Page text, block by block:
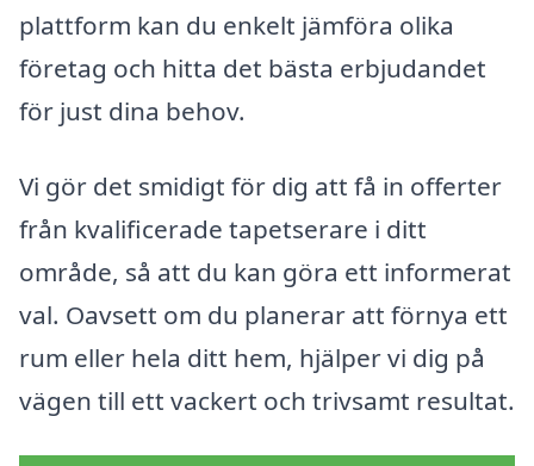
plattform kan du enkelt jämföra olika
företag och hitta det bästa erbjudandet
för just dina behov.
Vi gör det smidigt för dig att få in offerter
från kvalificerade tapetserare i ditt
område, så att du kan göra ett informerat
val. Oavsett om du planerar att förnya ett
rum eller hela ditt hem, hjälper vi dig på
vägen till ett vackert och trivsamt resultat.